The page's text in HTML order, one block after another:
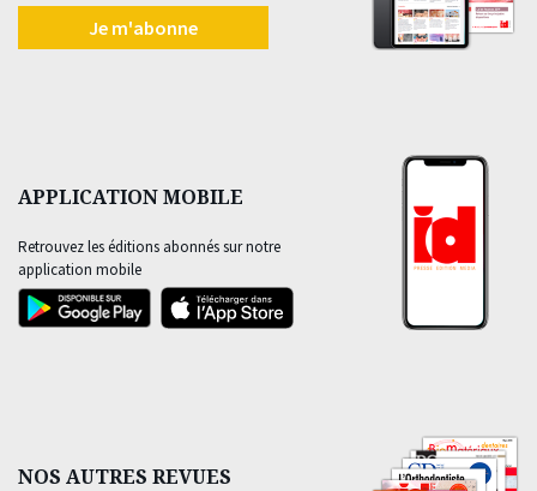
Je m'abonne
APPLICATION MOBILE
Retrouvez les éditions abonnés sur notre
application mobile
NOS AUTRES REVUES